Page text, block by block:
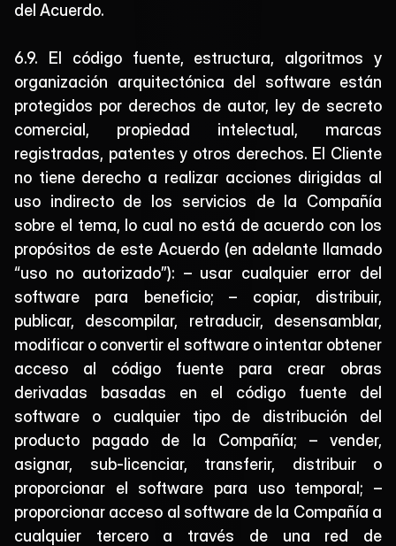
del Acuerdo.
6.9. El código fuente, estructura, algoritmos y
organización arquitectónica del software están
protegidos por derechos de autor, ley de secreto
comercial, propiedad intelectual, marcas
registradas, patentes y otros derechos. El Cliente
no tiene derecho a realizar acciones dirigidas al
uso indirecto de los servicios de la Compañía
sobre el tema, lo cual no está de acuerdo con los
propósitos de este Acuerdo (en adelante llamado
“uso no autorizado”): – usar cualquier error del
software para beneficio; – copiar, distribuir,
publicar, descompilar, retraducir, desensamblar,
modificar o convertir el software o intentar obtener
acceso al código fuente para crear obras
derivadas basadas en el código fuente del
software o cualquier tipo de distribución del
producto pagado de la Compañía; – vender,
asignar, sub-licenciar, transferir, distribuir o
proporcionar el software para uso temporal; –
proporcionar acceso al software de la Compañía a
cualquier tercero a través de una red de